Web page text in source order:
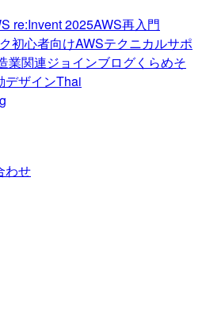
re:Invent 2025AWS再入門
初心者向けAWSテクニカルサポ
業関連ジョインブログくらめそ
デザインThai
わせ